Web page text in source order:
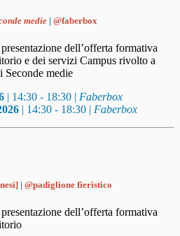
medie | @faberbox
dell’offerta formativa
e dei servizi Campus rivolto a
Seconde medie
| 14:30 - 18:30 | Faberbox
| 14:30 - 18:30 | Faberbox
| @padiglione fieristico
dell’offerta formativa